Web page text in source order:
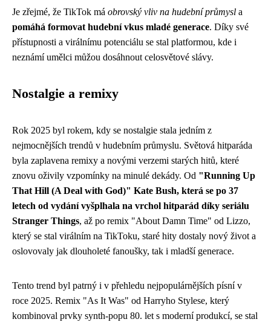
Je zřejmé, že TikTok má obrovský vliv na hudební průmysl a
pomáhá formovat hudební vkus mladé generace. Díky své
přístupnosti a virálnímu potenciálu se stal platformou, kde i
neznámí umělci můžou dosáhnout celosvětové slávy.
Nostalgie a remixy
Rok 2025 byl rokem, kdy se nostalgie stala jedním z
nejmocnějších trendů v hudebním průmyslu. Světová hitparáda
byla zaplavena remixy a novými verzemi starých hitů, které
znovu oživily vzpomínky na minulé dekády. Od "Running Up
That Hill (A Deal with God)" Kate Bush, která se po 37
letech od vydání vyšplhala na vrchol hitparád díky seriálu
Stranger Things, až po remix "About Damn Time" od Lizzo,
který se stal virálním na TikToku, staré hity dostaly nový život a
oslovovaly jak dlouholeté fanoušky, tak i mladší generace.
Tento trend byl patrný i v přehledu nejpopulárnějších písní v
roce 2025. Remix "As It Was" od Harryho Stylese, který
kombinoval prvky synth-popu 80. let s moderní produkcí, se stal